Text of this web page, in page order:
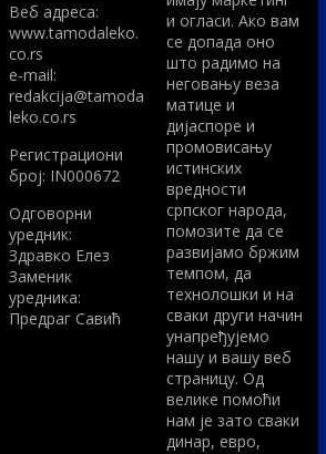
Вeб адреса:
www.tamodaleko.
co.rs
e-mail:
redakcija@tamoda
leko.co.rs
Регистрациони
број: IN000672
Одговорни
уредник:
Здравко Елез
Заменик
уредника:
Предраг Савић
и огласи. Ако вам
се допада оно
што радимо на
неговању веза
матице и
дијаспоре и
промовисању
истинских
вредности
српског народа,
помозите да се
развијамо бржим
темпом, да
технолошки и на
сваки други начин
унапређујемо
нашу и вашу веб
страницу. Од
велике помоћи
нам је зато сваки
динар, евро,